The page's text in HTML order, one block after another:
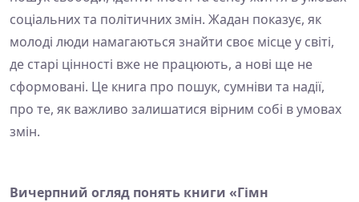
соціальних та політичних змін. Жадан показує, як
молоді люди намагаються знайти своє місце у світі,
де старі цінності вже не працюють, а нові ще не
сформовані. Це книга про пошук, сумніви та надії,
про те, як важливо залишатися вірним собі в умовах
змін.
Вичерпний огляд понять книги «Гімн